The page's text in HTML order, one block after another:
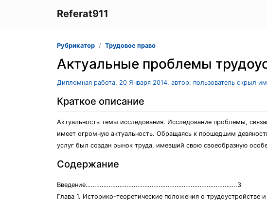
Referat911
Рубрикатор Трудовое право
Актуальные проблемы
Дипломная работа, 20 Января 2014, автор: пользователь скрыл
Краткое описание
Актуальность темы исследования. Исследование проблемы,
имеет огромную актуальность. Обращаясь к прошедшим
услуг был создан рынок труда, имевший свою своеобразную
Содержание
Введение………………………………………………………………………….3
Глава 1. Историко-теоретические положения о